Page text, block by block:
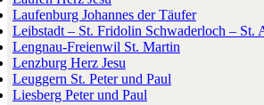
Laufenburg Johannes der Täufer
Leibstadt – St. Fridolin Schwaderloch – St.
Lengnau-Freienwil St. Martin
Lenzburg Herz Jesu
Leuggern St. Peter und Paul
Liesberg Peter und Paul